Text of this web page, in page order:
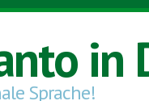
in
Sprache!